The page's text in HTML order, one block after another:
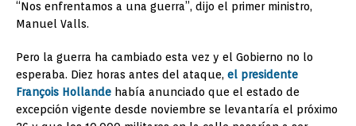
“Nos enfrentamos a una guerra”, dijo el primer ministro,
Manuel Valls.
Pero la guerra ha cambiado esta vez y el Gobierno no lo
esperaba. Diez horas antes del ataque, el presidente
François Hollande había anunciado que el estado de
excepción vigente desde noviembre se levantaría el próximo